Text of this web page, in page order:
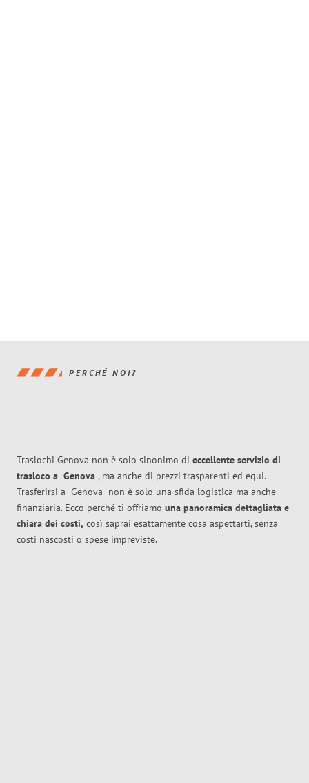
PERCHÉ NOI?
Traslochi Genova non è solo sinonimo di eccellente servizio di
trasloco a Genova , ma anche di prezzi trasparenti ed equi.
Trasferirsi a Genova non è solo una sfida logistica ma anche
finanziaria. Ecco perché ti offriamo una panoramica dettagliata e
chiara dei costi, così saprai esattamente cosa aspettarti, senza
costi nascosti o spese impreviste.